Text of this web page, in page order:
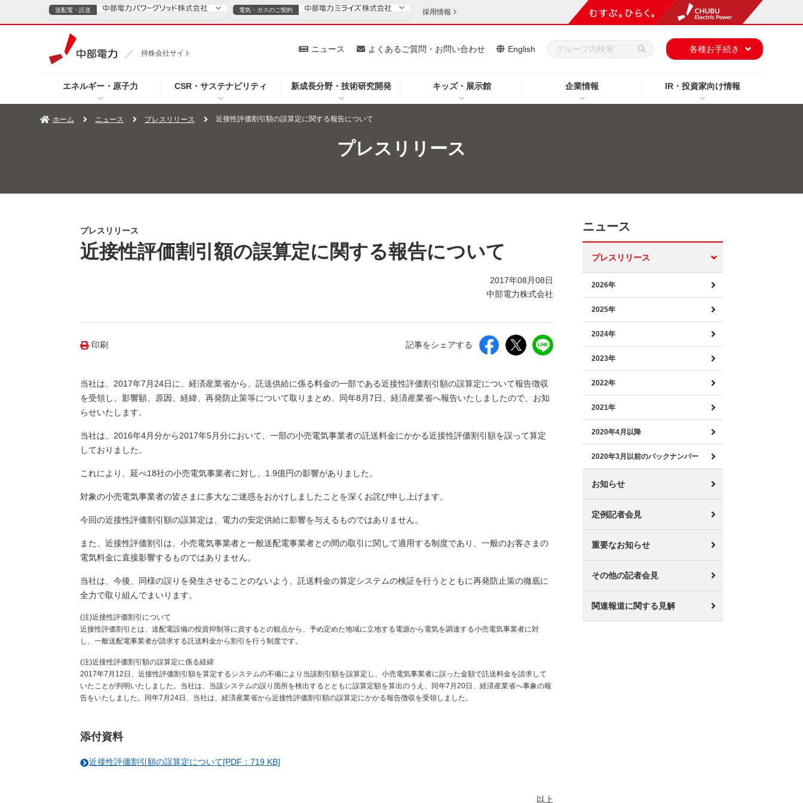
持株会社サイト
エネルギー・原子力 CSR・サステナビリティ 新成長分野・技術研究開発 キッズ・展示館 企業情報 IR・投資家向け情報
ニュース よくあるご質問・お問い合わせ English 各種お手続き
送配電・託送
TOPページへ ご案内 安定供給
企業情報
電気・ガスのご契約
電気・ガスのご契約
TOPページへ 個人のお客さま 法人のお客さま
採用情報
ホーム ニュース プレスリリース 近接性評価割引額の誤算定に関する報告について
プレスリリース
プレスリリース
近接性評価割引額の誤算定に関する報告について
2017年08月08日
中部電力株式会社
印刷 記事をシェアする
当社は、2017年7月24日に、経済産業省から、託送供給に係る料金の一部である近接性評価割引額の誤算定について報告徴収
を受領し、影響額、原因、経緯、再発防止策等について取りまとめ、同年8月7日、経済産業省へ報告いたしましたので、お知
らせいたします。
当社は、2016年4月分から2017年5月分において、一部の小売電気事業者の託送料金にかかる近接性評価割引額を誤って算定
しておりました。
これにより、延べ18社の小売電気事業者に対し、1.9億円の影響がありました。
対象の小売電気事業者の皆さまに多大なご迷惑をおかけしましたことを深くお詫び申し上げます。
今回の近接性評価割引額の誤算定は、電力の安定供給に影響を与えるものではありません。
また、近接性評価割引は、小売電気事業者と一般送配電事業者との間の取引に関して適用する制度であり、一般のお客さまの
電気料金に直接影響するものではありません。
当社は、今後、同様の誤りを発生させることのないよう、託送料金の算定システムの検証を行うとともに再発防止策の徹底に
全力で取り組んでまいります。
(注)近接性評価割引について
近接性評価割引とは、送配電設備の投資抑制等に資するとの観点から、予め定めた地域に立地する電源から電気を調達する小売電気事業者に対
し、一般送配電事業者が請求する託送料金から割引を行う制度です。
(注)近接性評価割引額の誤算定に係る経緯
2017年7月12日、近接性評価割引額を算定するシステムの不備により当該割引額を誤算定し、小売電気事業者に誤った金額で託送料金を請求して
いたことが判明いたしました。当社は、当該システムの誤り箇所を検出するとともに誤算定額を算出のうえ、同年7月20日、経済産業省へ事象の報
告をいたしました。同年7月24日、当社は、経済産業省から近接性評価割引額の誤算定にかかる報告徴収を受領しました。
添付資料
近接性評価割引額の誤算定について[PDF：719 KB]
以上
ニュース
プレスリリース
2026年
2025年
2024年
2023年
2022年
2021年
2020年4月以降
2020年3月以前のバックナンバー
お知らせ
定例記者会見
重要なお知らせ
その他の記者会見
関連報道に関する見解